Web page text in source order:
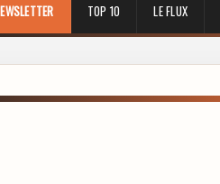
TOP 10 LE FLUX